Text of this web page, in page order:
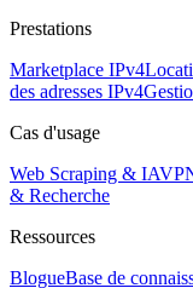
Prestations
Marketplace IPv4
des adresses IPv4
Cas d'usage
Web Scraping & IA
& Recherche
Ressources
BlogueBase de